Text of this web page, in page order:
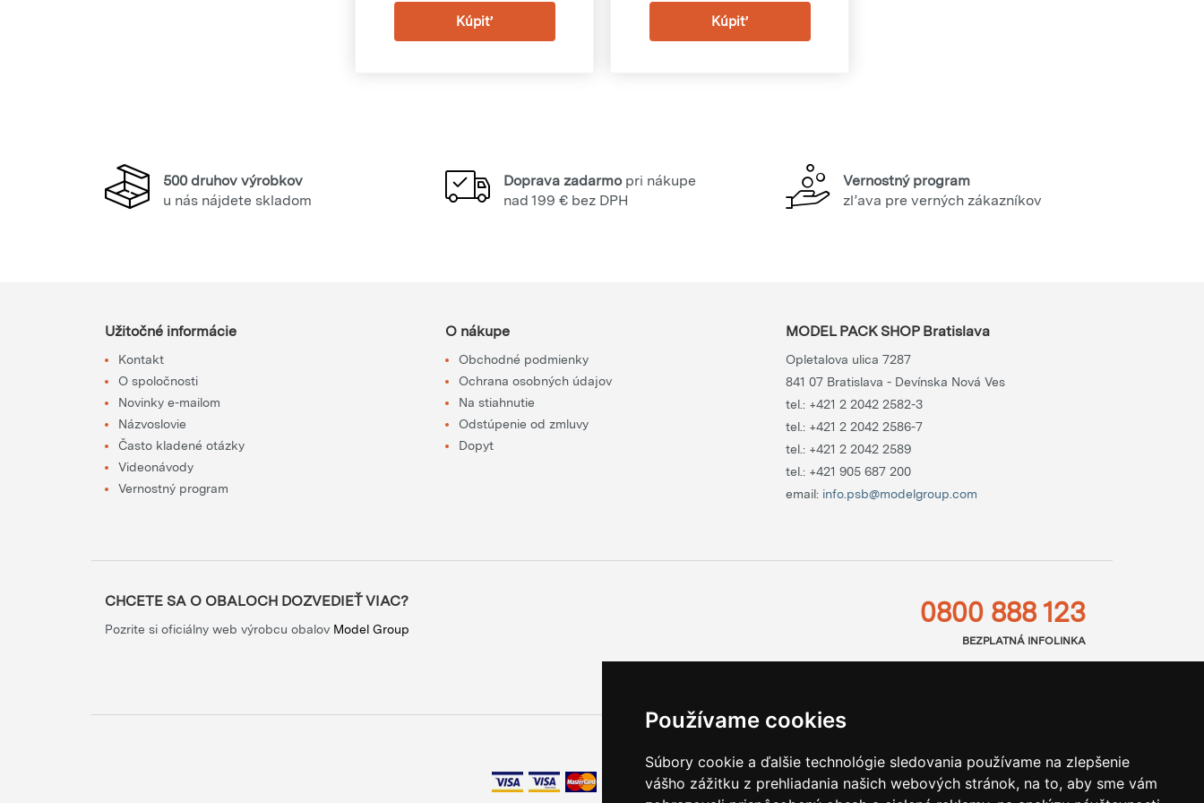
Používame cookies
Súbory cookie a ďalšie technológie sledovania používame na zlepšenie
vášho zážitku z prehliadania našich webových stránok, na to, aby sme vám
500 druhov výrobkov
u nás nájdete skladom
Doprava zadarmopri nákupe
nad 199 € bez DPH
Vernostný program
zľava pre verných zákazníkov
Užitočné informácie
Kontakt
O spoločnosti
Novinky e-mailom
Názvoslovie
Často kladené otázky
Videonávody
Vernostný program
O nákupe
Obchodné podmienky
Ochrana osobných údajov
Na stiahnutie
Odstúpenie od zmluvy
Dopyt
MODEL PACK SHOP Bratislava
Opletalova ulica 7287
841 07 Bratislava - Devínska Nová Ves
tel.: +421 2 2042 2582-3
tel.: +421 2 2042 2586-7
tel.: +421 2 2042 2589
tel.: +421 905 687 200
email: info.psb@modelgroup.com
CHCETE SA O OBALOCH DOZVEDIEŤ VIAC?
Pozrite si oficiálny web výrobcu obalov Model Group
0800 888 123
BEZPLATNÁ INFOLINKA